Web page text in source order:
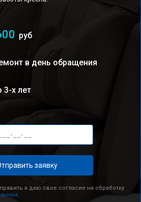
руб
в день обращения
3-х лет
заявку
я даю свое согласие на обработку